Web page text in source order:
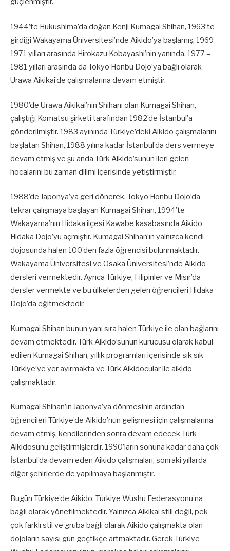
1944’te Hukushima’da doğan Kenji Kumagai Shihan, 1963’te
girdiği Wakayama Üniversitesi’nde Aikido’ya başlamış, 1969 –
1971 yılları arasında Hirokazu Kobayashi’nin yanında, 1977 –
1981 yılları arasında da Tokyo Honbu Dojo’ya bağlı olarak
Urawa Aikikai’de çalışmalarına devam etmiştir.
1980’de Urawa Aikikai’nin Shihanı olan Kumagai Shihan,
çalıştığı Komatsu şirketi tarafından 1982’de İstanbul’a
gönderilmiştir. 1983 ayınında Türkiye’deki Aikido çalışmalarını
başlatan Shihan, 1988 yılına kadar İstanbul’da ders vermeye
devam etmiş ve şu anda Türk Aikido’sunun ileri gelen
hocalarını bu zaman dilimi içerisinde yetiştirmiştir.
1988’de Japonya’ya geri dönerek, Tokyo Honbu Dojo’da
tekrar çalışmaya başlayan Kumagai Shihan, 1994’te
Wakayama’nın Hidaka ilçesi Kawabe kasabasında Aikido
Hidaka Dojo’yu açmıştır. Kumagai Shihan’ın yalnızca kendi
dojosunda halen 100’den fazla öğrencisi bulunmaktadır.
Wakayama Üniversitesi ve Osaka Üniversitesi’nde Aikido
dersleri vermektedir. Ayrıca Türkiye, Filipinler ve Mısır’da
dersler vermekte ve bu ülkelerden gelen öğrencileri Hidaka
Dojo’da eğitmektedir.
Kumagai Shihan bunun yanı sıra halen Türkiye ile olan bağlarını
devam etmektedir. Türk Aikido’sunun kurucusu olarak kabul
edilen Kumagai Shihan, yıllık programları içerisinde sık sık
Türkiye’ye yer ayırmakta ve Türk Aikidocular ile aikido
çalışmaktadır.
Kumagai Shihan’ın Japonya’ya dönmesinin ardından
öğrencileri Türkiye’de Aikido’nun gelişmesi için çalışmalarına
devam etmiş, kendilerinden sonra devam edecek Türk
Aikidosunu geliştirmişlerdir. 1990’ların sonuna kadar daha çok
İstanbul’da devam eden Aikido çalışmaları, sonraki yıllarda
diğer şehirlerde de yapılmaya başlanmıştır.
Bugün Türkiye’de Aikido, Türkiye Wushu Federasyonu’na
bağlı olarak yönetilmektedir. Yalnızca Aikikai stili değil, pek
çok farklı stil ve gruba bağlı olarak Aikido çalışmakta olan
dojoların sayısı gün geçtikçe artmaktadır. Gerek Türkiye